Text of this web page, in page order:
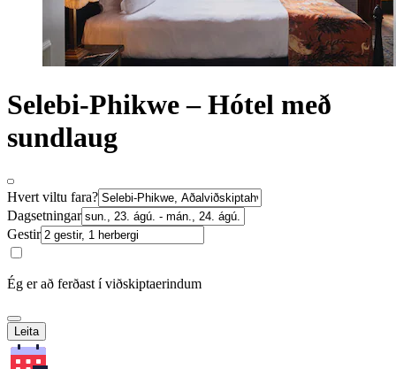
Selebi-Phikwe – Hótel með
sundlaug
Hvert viltu fara?
Dagsetningar
Gestir
Ég er að ferðast í viðskiptaerindum
Leita